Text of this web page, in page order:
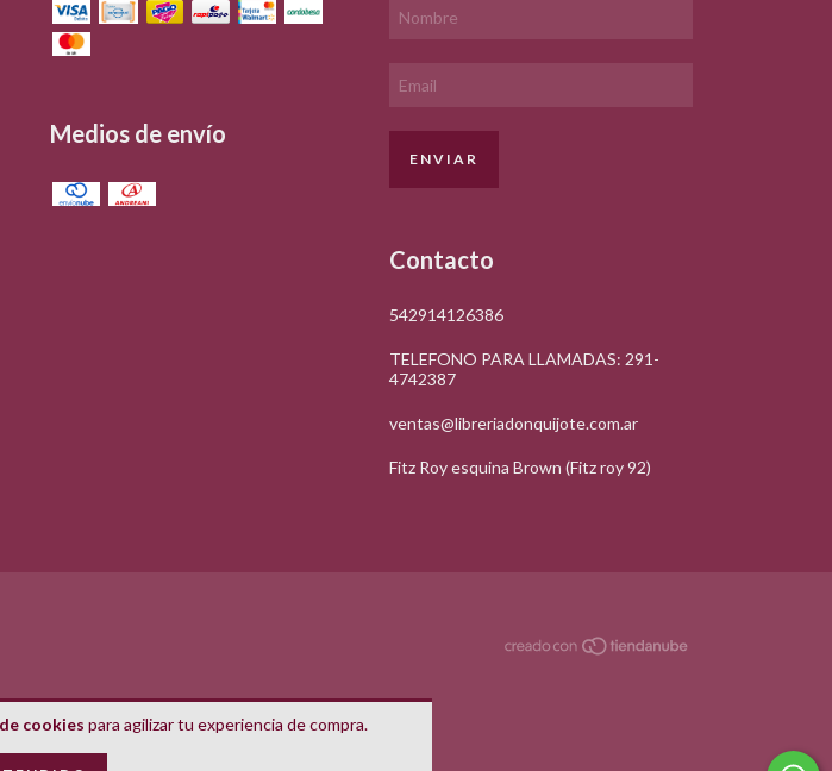
cookies para agilizar tu experiencia de compra.
Medios de envío
Contacto
542914126386
TELEFONO PARA LLAMADAS: 291-
4742387
ventas@libreriadonquijote.com.ar
Fitz Roy esquina Brown (Fitz roy 92)